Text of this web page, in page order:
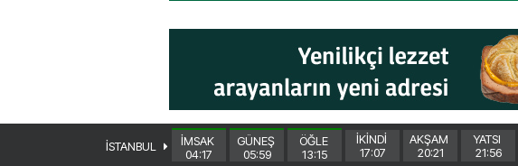
İSTANBUL
İMSAK
04:17
GÜNEŞ
05:59
ÖĞLE
13:15
İKİNDİ
17:07
AKŞAM
20:21
YATSI
21:56